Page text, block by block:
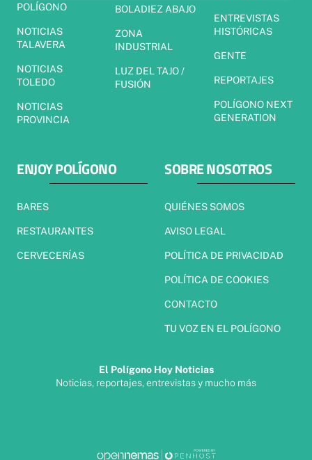
POLÍGONO
NOTICIAS
TALAVERA
NOTICIAS
TOLEDO
NOTICIAS
PROVINCIA
BOLADIEZ ABAJO
ZONA
INDUSTRIAL
LUZ DEL TAJO /
FUSIÓN
ENTREVISTAS
HISTÓRICAS
GENTE
REPORTAJES
POLÍGONO NEXT
GENERATION
ENJOY POLÍGONO
BARES
RESTAURANTES
CERVECERÍAS
SOBRE NOSOTROS
QUIÉNES SOMOS
AVISO LEGAL
POLÍTICA DE PRIVACIDAD
POLÍTICA DE COOKIES
CONTACTO
TU VOZ EN EL POLÍGONO
El Polígono Hoy Noticias
Noticias, reportajes, entrevistas y mucho más